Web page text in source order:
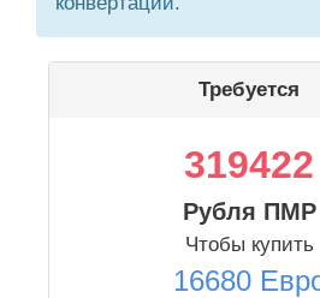
Требуется
319422
Рубля ПМР
Чтобы купить
16680